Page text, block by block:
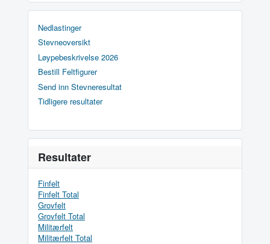
Nedlastinger
Stevneoversikt
Løypebeskrivelse 2026
Bestill Feltfigurer
Send inn Stevneresultat
Tidligere resultater
Resultater
Finfelt
Finfelt Total
Grovfelt
Grovfelt Total
Militærfelt
Militærfelt Total